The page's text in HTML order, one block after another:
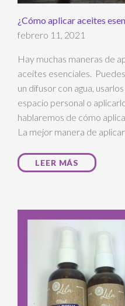
¿Cómo aplicar aceites
febrero 11, 2021
Hay muchas maneras de
aceites esenciales.
un difusor con agua,
espacio personal o
hablaremos de cómo
La mejor manera de
LEER MÁS